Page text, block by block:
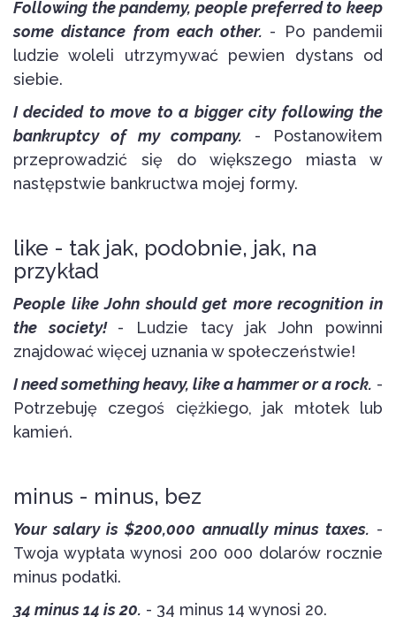
Following the pandemy, people preferred to keep
some distance from each other. - Po pandemii
ludzie woleli utrzymywać pewien dystans od
siebie.
I decided to move to a bigger city following the
bankruptcy of my company. - Postanowiłem
przeprowadzić się do większego miasta w
następstwie bankructwa mojej formy.
like - tak jak, podobnie, jak, na
przykład
People like John should get more recognition in
the society! - Ludzie tacy jak John powinni
znajdować więcej uznania w społeczeństwie!
I need something heavy, like a hammer or a rock. -
Potrzebuję czegoś ciężkiego, jak młotek lub
kamień.
minus - minus, bez
Your salary is $200,000 annually minus taxes. -
Twoja wypłata wynosi 200 000 dolarów rocznie
minus podatki.
34 minus 14 is 20. - 34 minus 14 wynosi 20.